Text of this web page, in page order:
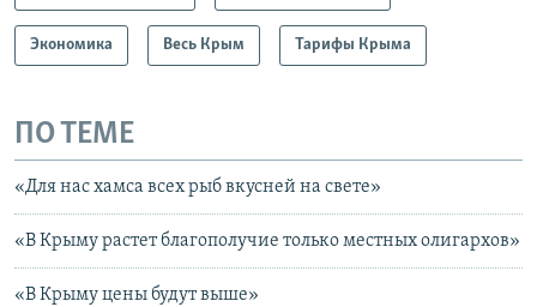
Экономика Весь Крым Тарифы Крыма
ПО ТЕМЕ
«Для нас хамса всех рыб вкусней на свете»
«В Крыму растет благополучие только местных олигархов»
«В Крыму цены будут выше»